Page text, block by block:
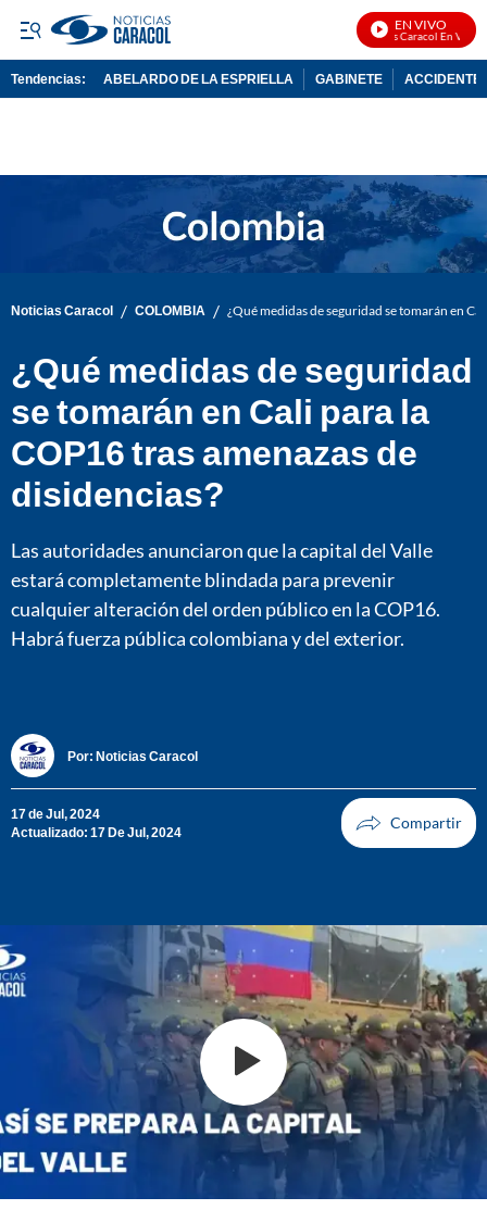
EN VIVO
Noticias Caracol En Vivo
Tendencias: ABELARDO DE LA ESPRIELLA GABINETE ACCIDENTE
Noticias Caracol / COLOMBIA / ¿Qué medidas de seguridad se tomarán en
¿Qué medidas de seguridad
se tomarán en Cali para la
COP16 tras amenazas de
disidencias?
Las autoridades anunciaron que la capital del Valle
estará completamente blindada para prevenir
cualquier alteración del orden público en la COP16.
Habrá fuerza pública colombiana y del exterior.
Por: Noticias Caracol
17 de Jul, 2024
Actualizado: 17 De Jul, 2024